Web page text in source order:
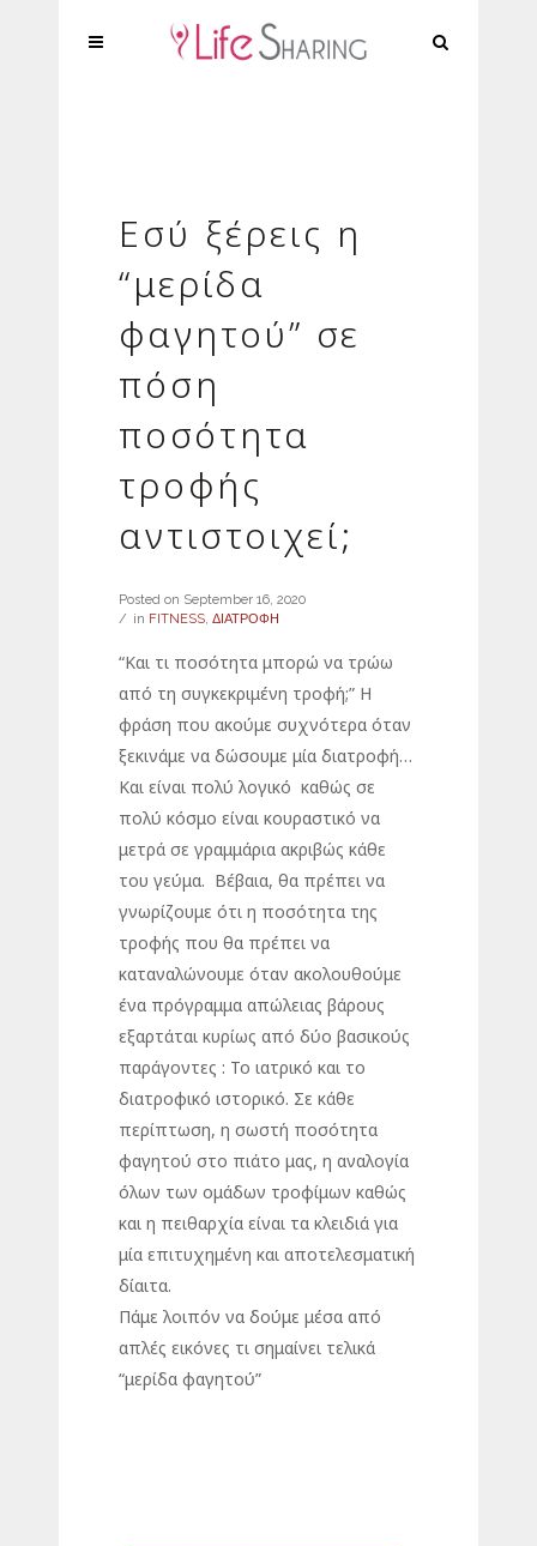
Εσύ ξέρεις η
“μερίδα
φαγητού” σε
πόση
ποσότητα
τροφής
αντιστοιχεί;
Posted on September 16, 2020
in FITNESS, ΔΙΑΤΡΟΦΗ
“Και τι ποσότητα μπορώ να τρώω
από τη συγκεκριμένη τροφή;” Η
φράση που ακούμε συχνότερα όταν
ξεκινάμε να δώσουμε μία διατροφή…
Και είναι πολύ λογικό καθώς σε
πολύ κόσμο είναι κουραστικό να
μετρά σε γραμμάρια ακριβώς κάθε
του γεύμα. Βέβαια, θα πρέπει να
γνωρίζουμε ότι η ποσότητα της
τροφής που θα πρέπει να
καταναλώνουμε όταν ακολουθούμε
ένα πρόγραμμα απώλειας βάρους
εξαρτάται κυρίως από δύο βασικούς
παράγοντες : Το ιατρικό και το
διατροφικό ιστορικό. Σε κάθε
περίπτωση, η σωστή ποσότητα
φαγητού στο πιάτο μας, η αναλογία
όλων των ομάδων τροφίμων καθώς
και η πειθαρχία είναι τα κλειδιά για
μία επιτυχημένη και αποτελεσματική
δίαιτα.
Πάμε λοιπόν να δούμε μέσα από
απλές εικόνες τι σημαίνει τελικά
“μερίδα φαγητού”